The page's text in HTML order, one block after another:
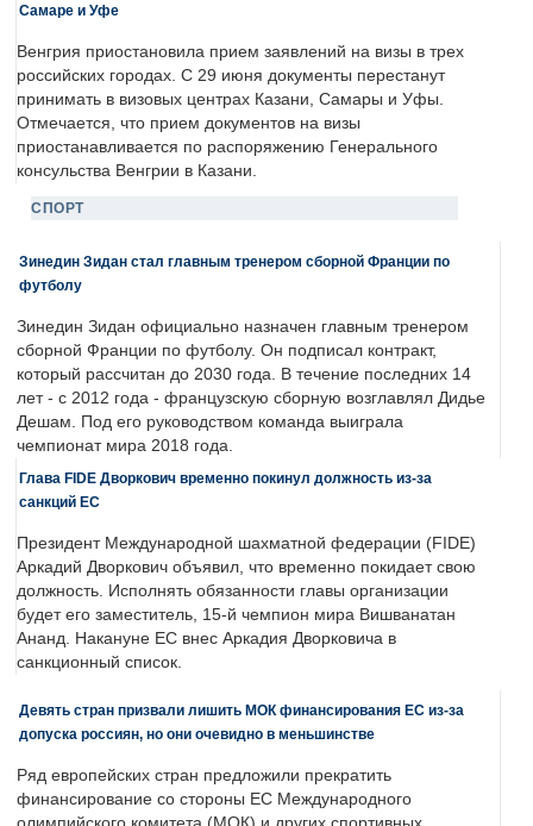
Самаре и Уфе
Венгрия приостановила прием заявлений на визы в трех
российских городах. С 29 июня документы перестанут
принимать в визовых центрах Казани, Самары и Уфы.
Отмечается, что прием документов на визы
приостанавливается по распоряжению Генерального
консульства Венгрии в Казани.
СПОРТ
Зинедин Зидан стал главным тренером сборной Франции по
футболу
Зинедин Зидан официально назначен главным тренером
сборной Франции по футболу. Он подписал контракт,
который рассчитан до 2030 года. В течение последних 14
лет - с 2012 года - французскую сборную возглавлял Дидье
Дешам. Под его руководством команда выиграла
чемпионат мира 2018 года.
Глава FIDE Дворкович временно покинул должность из-за
санкций ЕС
Президент Международной шахматной федерации (FIDE)
Аркадий Дворкович объявил, что временно покидает свою
должность. Исполнять обязанности главы организации
будет его заместитель, 15-й чемпион мира Вишванатан
Ананд. Накануне ЕС внес Аркадия Дворковича в
санкционный список.
Девять стран призвали лишить МОК финансирования ЕС из-за
допуска россиян, но они очевидно в меньшинстве
Ряд европейских стран предложили прекратить
финансирование со стороны ЕС Международного